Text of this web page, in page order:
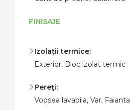
FINISAJE
Izolaţii termice:
Exterior, Bloc izolat termic
Pereţi:
Vopsea lavabila, Var, Faianta